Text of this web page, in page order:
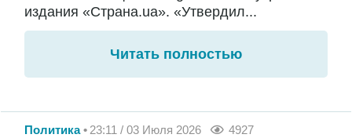
издания «Страна.ua». «Утвердил...
Читать полностью
Политика 23:11 / 03 Июля 2026 4927